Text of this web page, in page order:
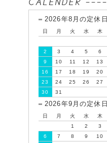
2026年8月の定休日
日 月 火 水 木
2
3 4 5 6
9
10 11 12 13
16
17 18 19 20
23
24 25 26 27
30
31
2026年9月の定休日
日 月 火 水 木
1
2 3
6
7 8 9 10